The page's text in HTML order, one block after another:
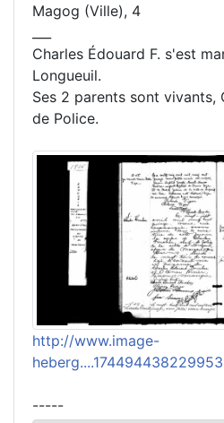
Magog (Ville), 4
Charles Édouard F. s'est
Longueuil.
Ses 2 parents sont vivants,
de Police.
http://www.image-
-----